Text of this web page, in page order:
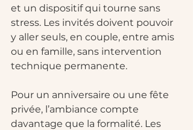
et un dispositif qui tourne sans
stress. Les invités doivent pouvoir
y aller seuls, en couple, entre amis
ou en famille, sans intervention
technique permanente.
Pour un anniversaire ou une fête
privée, l’ambiance compte
davantage que la formalité. Les